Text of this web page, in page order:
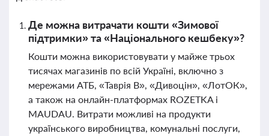
Де можна витрачати кошти «Зимової
підтримки» та «Національного кешбеку»?
Кошти можна використовувати у майже трьох
тисячах магазинів по всій Україні, включно з
мережами АТБ, «Таврія В», «Дивоцін», «ЛотОК»,
а також на онлайн-платформах ROZETKA і
MAUDAU. Витрати можливі на продукти
українського виробництва, комунальні послуги,